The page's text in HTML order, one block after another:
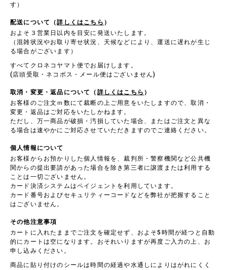
す）
配送について（詳しくはこちら ）
およそ３営業日以内を目安に発送いたします。
（混雑状況やお取り寄せ状況、天候などにより、運送に遅れが生じ
る場合がございます）
すべてクロネコヤマト便でお届けします。
(店頭受取・ネコポス・メール便はございません)
取消・変更・返品について（ 詳しくはこちら ）
お客様のご注文ｍ数にて裁断の上ご用意をいたしますので、取消・
変更・返品はご対応をいたしかねます。
ただし、万一商品が破損・汚損していた場合、またはご注文と異な
る場合は速やかにご対応させていただきますのでご連絡ください。
個人情報について
お客様からお預かりした個人情報を、裁判所・警察機関など公共機
関からの提出要請があった場合を除き第三者に譲渡または利用する
ことは一切ございません。
カード決済システムはペイジェントを利用しています。
カード番号およびセキュリティーコードなどを弊社が把握すること
はございません。
その他注意事項
カートに入れたままでご注文を確定せず、およそ5時間が経つと自動
的にカートは空になります。おそれいりますが再度ご入力の上、お
申し込みください。
商品に貼り付けのシールは時間の経過や水通しによりはがれにくく